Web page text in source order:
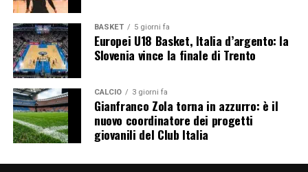
BASKET 5 giorni fa
Europei U18 Basket, Italia d’argento: la
Slovenia vince la finale di Trento
CALCIO 3 giorni fa
Gianfranco Zola torna in azzurro: è il
nuovo coordinatore dei progetti
giovanili del Club Italia